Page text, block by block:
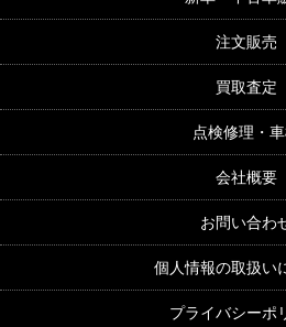
注文販売
買取査定
点検修理・
会社概要
お問い合わ
個人情報の取扱い
プライバシーポ